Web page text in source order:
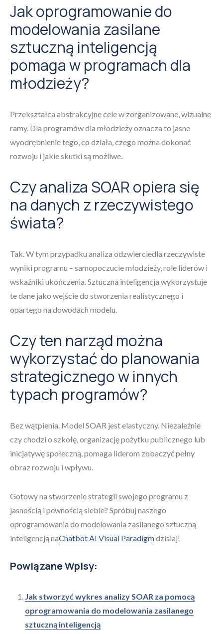
Jak oprogramowanie do
modelowania zasilane
sztuczną inteligencją
pomaga w programach dla
młodzieży?
Przekształca abstrakcyjne cele w zorganizowane, wizualne
ramy. Dla programów dla młodzieży oznacza to jasne
wyodrębnienie tego, co działa, czego można dokonać
rozwoju i jakie skutki są możliwe.
Czy analiza SOAR opiera się
na danych z rzeczywistego
świata?
Tak. W tym przypadku analiza odzwierciedla rzeczywiste
wyniki programu – samopoczucie młodzieży, role liderów i
wskaźniki ukończenia. Sztuczna inteligencja wykorzystuje
te dane jako wejście do stworzenia realistycznego i
opartego na dowodach modelu.
Czy ten narząd można
wykorzystać do planowania
strategicznego w innych
typach programów?
Bez wątpienia. Model SOAR jest elastyczny. Niezależnie
czy chodzi o szkołę, organizację pożytku publicznego lub
inicjatywę społeczną, pomaga liderom zobaczyć pełny
obraz rozwoju i wpływu.
Gotowy na stworzenie strategii swojego programu z
jasnością i pewnością siebie? Spróbuj naszego
oprogramowania do modelowania zasilanego sztuczną
inteligencją naChatbot AI Visual Paradigmdzisiaj!
Powiązane Wpisy:
Jak stworzyć wykres analizy SOAR za pomocą
oprogramowania do modelowania zasilanego
sztuczną inteligencją